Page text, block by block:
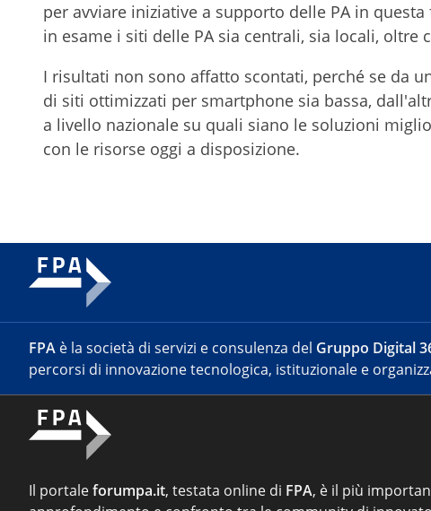
per avviare iniziative a supporto delle PA in
in esame i siti delle PA sia centrali, sia locali,
I risultati non sono affatto scontati, perché se da
di siti ottimizzati per smartphone sia bassa,
a livello nazionale su quali siano le soluzioni
con le risorse oggi a disposizione.
FPA è la società di servizi e consulenza del Gruppo Digital
percorsi di innovazione tecnologica, istituzionale e
Il portaleforumpa.it, testata online di FPA, è il più